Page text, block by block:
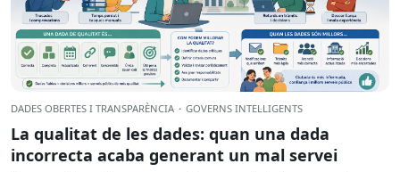
DADES OBERTES I TRANSPARÈNCIA · GOVERNS INTEL·LIGENTS
La qualitat de les dades: quan una dada
incorrecta acaba generant un mal servei